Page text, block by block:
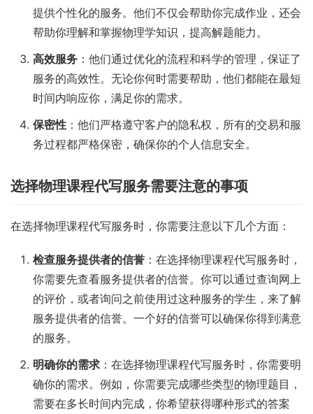
提供个性化的服务。他们不仅会帮助你完成作业，还会
帮助你理解和掌握物理学知识，提高解题能力。
高效服务 ：他们通过优化的流程和科学的管理，保证了
服务的高效性。无论你何时需要帮助，他们都能在最短
时间内响应你，满足你的需求。
保密性 ：他们严格遵守客户的隐私权，所有的交易和服
务过程都严格保密，确保你的个人信息安全。
选择物理课程代写服务需要注意的事项
在选择物理课程代写服务时，你需要注意以下几个方面：
检查服务提供者的信誉 ：在选择物理课程代写服务时，
你需要先查看服务提供者的信誉。你可以通过查询网上
的评价，或者询问之前使用过这种服务的学生，来了解
服务提供者的信誉。一个好的信誉可以确保你得到满意
的服务。
明确你的需求 ：在选择物理课程代写服务时，你需要明
确你的需求。例如，你需要完成哪些类型的物理题目，
需要在多长时间内完成，你希望获得哪种形式的答案